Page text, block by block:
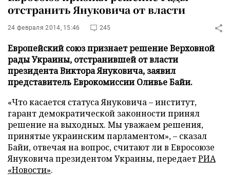
отстранить Януковича от власти
24 февраля 2014, 15:46 245
Европейский союз признает решение Верховной
рады Украины, отстранившей от власти
президента Виктора Януковича, заявил
представитель Еврокомиссии Оливье Байи.
«Что касается статуса Януковича–институт,
гарант демократической законности принял
решение на выходных. Мы уважаем решения,
принятые украинским парламентом»,– сказал
Байи, отвечая на вопрос, считают ли в Евросоюзе
Януковича президентом Украины, передаетРИА
«Новости».